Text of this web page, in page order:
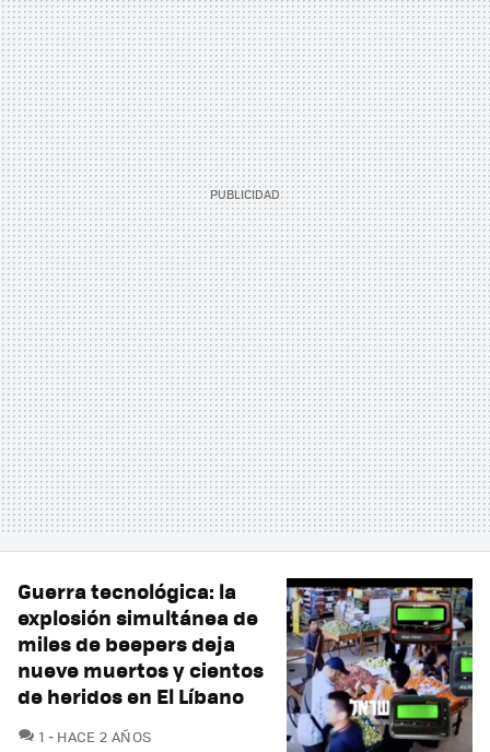
Guerra tecnológica: la
explosión simultánea de
miles de beepers deja
nueve muertos y cientos
de heridos en El Líbano
1 COMENTARIOS
HACE 2 AÑOS